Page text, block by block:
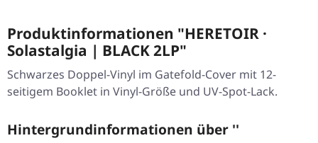
Produktinformationen "HERETOIR ·
Solastalgia | BLACK 2LP"
Schwarzes Doppel-Vinyl im Gatefold-Cover mit 12-
seitigem Booklet in Vinyl-Größe und UV-Spot-Lack.
Hintergrundinformationen über ''